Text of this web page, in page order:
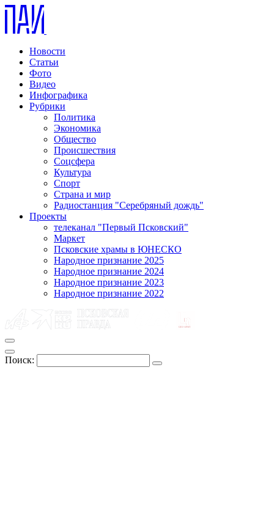
Новости
Статьи
Фото
Видео
Инфографика
Рубрики
Политика
Экономика
Общество
Происшествия
Соцсфера
Культура
Спорт
Страна и мир
Радиостанция "Серебряный дождь"
Проекты
телеканал "Первый Псковский"
Маркет
Псковские храмы в ЮНЕСКО
Народное признание 2025
Народное признание 2024
Народное признание 2023
Народное признание 2022
Поиск: